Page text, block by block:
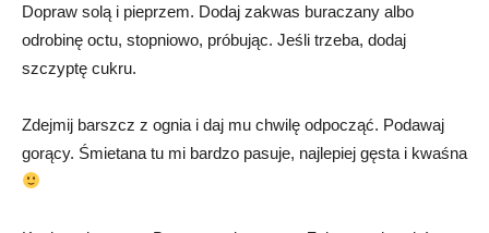
Dopraw solą i pieprzem. Dodaj zakwas buraczany albo
odrobinę octu, stopniowo, próbując. Jeśli trzeba, dodaj
szczyptę cukru.
Zdejmij barszcz z ognia i daj mu chwilę odpocząć. Podawaj
gorący. Śmietana tu mi bardzo pasuje, najlepiej gęsta i kwaśna